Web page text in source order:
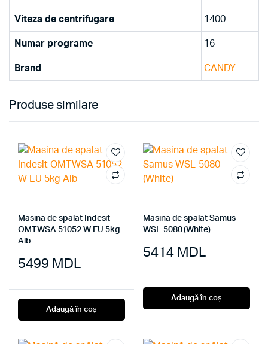
Viteza de centrifugare 1400
Numar programe 16
Brand CANDY
Produse similare
Masina de spalat Indesit
OMTWSA 51052 W EU 5kg
Alb
5499 MDL
Adaugă în coș
Masina de spalat Samus
WSL-5080 (White)
5414 MDL
Adaugă în coș